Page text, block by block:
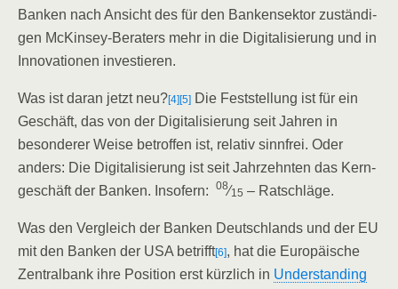
Ban­ken nach Ansicht des für den Ban­ken­sek­tor zustän­di­
gen McK­in­sey-Bera­ters mehr in die Digi­ta­li­sie­rung und in
Inno­va­tio­nen investieren.
Was ist dar­an jetzt neu?[4] [5] Die Fest­stel­lung ist für ein
Geschäft, das von der Digi­ta­li­sie­rung seit Jah­ren in
beson­de­rer Wei­se betrof­fen ist, rela­tiv sinn­frei. Oder
anders: Die Digi­ta­li­sie­rung ist seit Jahr­zehn­ten das Kern­
ge­schäft der Ban­ken. Inso­fern:
08⁄15 – Ratschläge.
Was den Ver­gleich der Ban­ken Deutsch­lands und der EU
mit den Ban­ken der USA betrifft[6], hat die Euro­päi­sche
Zen­tral­bank ihre Posi­ti­on erst kürz­lich in Under­stan­ding